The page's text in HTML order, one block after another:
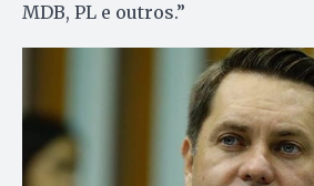
MDB, PL e outros.”